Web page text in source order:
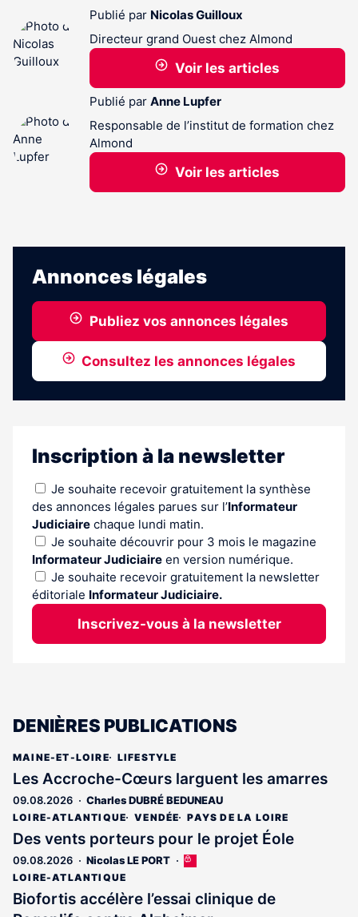
Publié par Nicolas Guilloux
Directeur grand Ouest chez Almond
Voir les articles
Publié par Anne Lupfer
Responsable de l’institut de formation chez
Almond
Voir les articles
Annonces légales
Publiez vos annonces légales
Consultez les annonces légales
Inscription à la newsletter
Je souhaite recevoir gratuitement la synthèse
des annonces légales parues sur l’Informateur
Judiciaire chaque lundi matin.
Je souhaite découvrir pour 3 mois le magazine
Informateur Judiciaire en version numérique.
Je souhaite recevoir gratuitement la newsletter
éditoriale Informateur Judiciaire.
Inscrivez-vous à la newsletter
DENIÈRES PUBLICATIONS
MAINE-ET-LOIRE LIFESTYLE
Les Accroche-Cœurs larguent les amarres
09.08.2026 Charles DUBRÉ BEDUNEAU
LOIRE-ATLANTIQUE VENDÉE PAYS DE LA LOIRE
Des vents porteurs pour le projet Éole
09.08.2026 Nicolas LE PORT
Cet
est
réservé
LOIRE-ATLANTIQUE
Biofortis accélère l’essai clinique de